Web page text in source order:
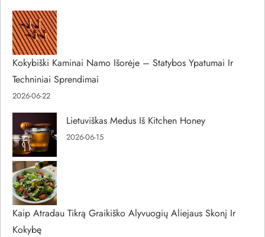
Kokybiški Kaminai Namo Išorėje – Statybos Ypatumai Ir
Techniniai Sprendimai
2026-06-22
Lietuviškas Medus Iš Kitchen Honey
2026-06-15
Kaip Atradau Tikrą Graikiško Alyvuogių Aliejaus Skonį Ir
Kokybę